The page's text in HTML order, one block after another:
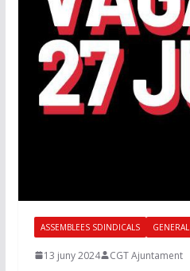
ASSEMBLEES SDINDICALS GENERAL
13 juny 2024 CGT Ajuntament